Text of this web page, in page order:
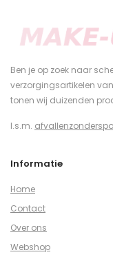
Ben je op zoek naar
verzorgingsartikelen
tonen wij duizenden
I.s.m.
Informatie
Home
Contact
Over ons
Webshop